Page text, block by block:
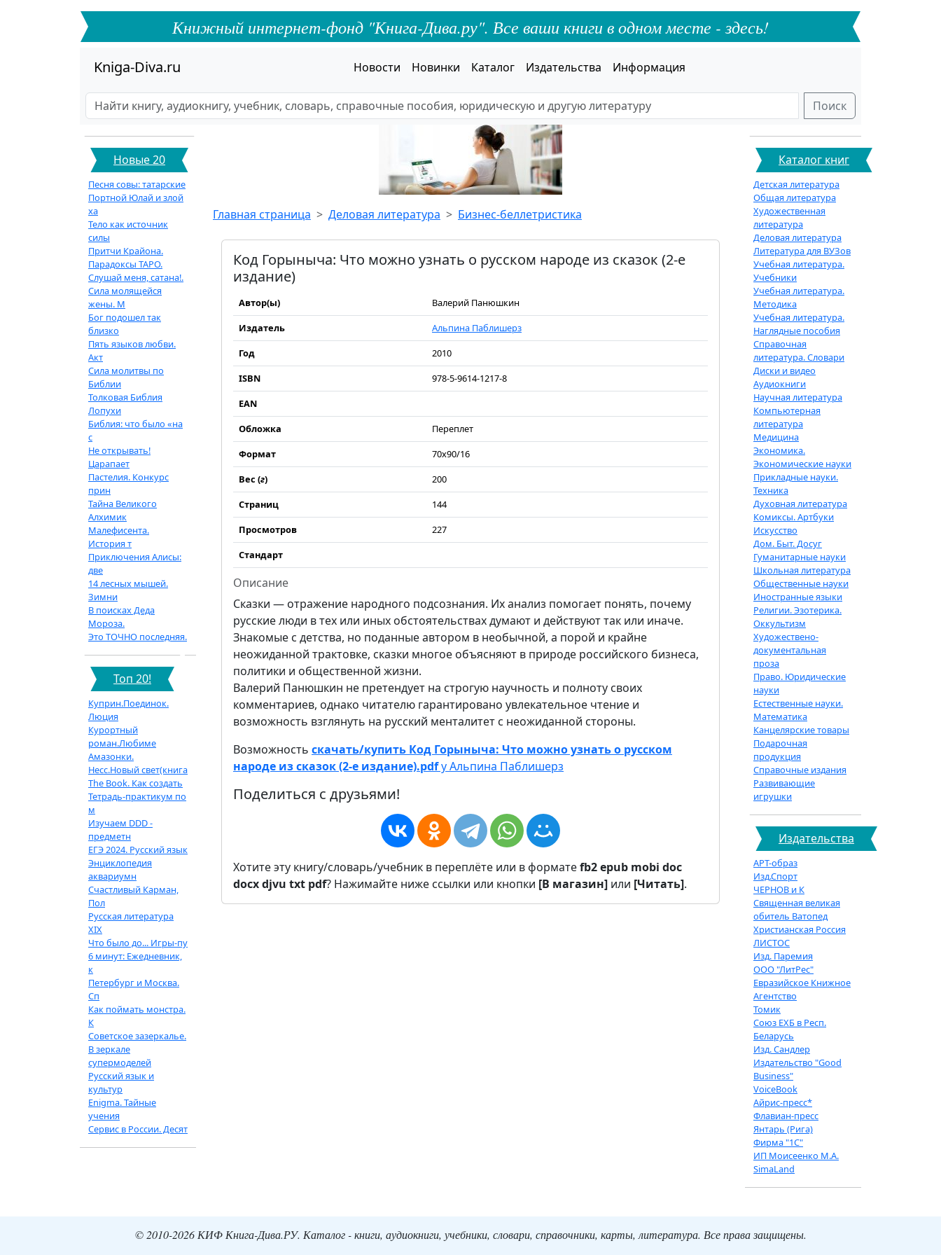
Книжный интернет-фонд "Книга-Дива.ру". Все ваши книги в одном месте - здесь!
Kniga-Diva.ru Новости Новинки Каталог Издательства Информация
Поиск
Новые 20
Песня совы: татарские
Портной Юлай и злой
ха
Тело как источник
силы
Притчи Крайона.
Парадоксы ТАРО.
Слушай меня, сатана!.
Сила молящейся
жены. М
Бог подошел так
близко
Пять языков любви.
Акт
Сила молитвы по
Библии
Толковая Библия
Лопухи
Библия: что было «на
с
Не открывать!
Царапает
Пастелия. Конкурс
прин
Тайна Великого
Алхимик
Малефисента.
История т
Приключения Алисы:
две
14 лесных мышей.
Зимни
В поисках Деда
Мороза.
Это ТОЧНО последняя.
Топ 20!
Куприн.Поединок.
Люция
Курортный
роман.Любиме
Амазонки.
Несс.Новый свет(книга
The Book. Как создать
Тетрадь-практикум по
м
Изучаем DDD -
предметн
ЕГЭ 2024. Русский язык
Энциклопедия
аквариумн
Счастливый Карман,
Пол
Русская литература
XIX
Что было до... Игры-пу
6 минут: Ежедневник,
к
Петербург и Москва.
Сп
Как поймать монстра.
К
Советское зазеркалье.
В зеркале
супермоделей
Русский язык и
культур
Enigma. Тайные
учения
Сервис в России. Десят
Главная страница Деловая литература Бизнес-беллетристика
Код Горыныча: Что можно узнать о русском народе из сказок (2-е
издание)
Автор(ы)
Валерий Панюшкин
Издатель
Альпина Паблишерз
Год
2010
ISBN
978-5-9614-1217-8
EAN
Обложка
Переплет
Формат
70x90/16
Вес (г)
200
Страниц
144
Просмотров
227
Стандарт
Описание
Сказки — отражение народного подсознания. Их анализ помогает понять, почему
русские люди в тех или иных обстоятельствах думают и действуют так или иначе.
Знакомые с детства, но поданные автором в необычной, а порой и крайне
неожиданной трактовке, сказки многое объясняют в природе российского бизнеса,
политики и общественной жизни.
Валерий Панюшкин не претендует на строгую научность и полноту своих
комментариев, однако читателю гарантировано увлекательное чтение и
возможность взглянуть на русский менталитет с неожиданной стороны.
Возможность скачать/купить Код Горыныча: Что можно узнать о русском
народе из сказок (2-е издание).pdfу Альпина Паблишерз
Поделиться с друзьями!
Хотите эту книгу/словарь/учебник в переплёте или в форматеfb2epub mobi doc
docxdjvu txt pdf? Нажимайте ниже ссылки или кнопки [В магазин] или [Читать].
Каталог книг
Детская литература
Общая литература
Художественная
литература
Деловая литература
Литература для ВУЗов
Учебная литература.
Учебники
Учебная литература.
Методика
Учебная литература.
Наглядные пособия
Справочная
литература. Словари
Диски и видео
Аудиокниги
Научная литература
Компьютерная
литература
Медицина
Экономика.
Экономические науки
Прикладные науки.
Техника
Духовная литература
Комиксы. Артбуки
Искусство
Дом. Быт. Досуг
Гуманитарные науки
Школьная литература
Общественные науки
Иностранные языки
Религии. Эзотерика.
Оккультизм
Художествено-
документальная
проза
Право. Юридические
науки
Естественные науки.
Математика
Канцелярские товары
Подарочная
продукция
Справочные издания
Развивающие
игрушки
Издательства
АРТ-образ
Изд.Спорт
ЧЕРНОВ и К
Священная великая
обитель Ватопед
Христианская Россия
ЛИСТОС
Изд. Паремия
ООО "ЛитРес"
Евразийское Книжное
Агентство
Томик
Союз ЕХБ в Респ.
Беларусь
Изд. Сандлер
Издательство "Good
Business"
VoiceBook
Айрис-пресс*
Флавиан-пресс
Янтарь (Рига)
Фирма "1С"
ИП Моисеенко М.А.
SimaLand
© 2010-2026 КИФ Книга-Дива.РУ. Каталог - книги, аудиокниги, учебники, словари, справочники, карты, литература. Все права защищены.